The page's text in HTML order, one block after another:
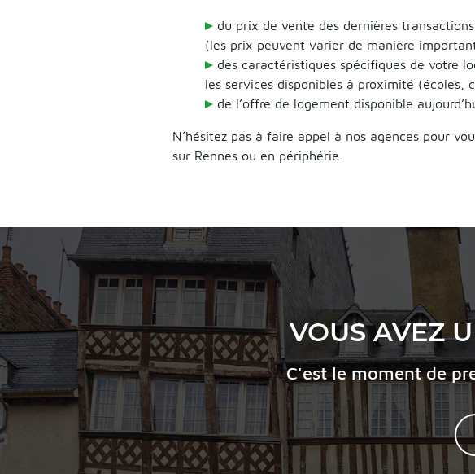
du prix de vente des dernières
(les prix peuvent varier de manière
des caractéristiques spécifiques de votre
les services disponibles à proximité (écoles,
de l’offre de logement disponible
N’hésitez pas à faire appel à nos agences pour
sur Rennes ou en périphérie.
VOUS AVEZ
C'est le moment de